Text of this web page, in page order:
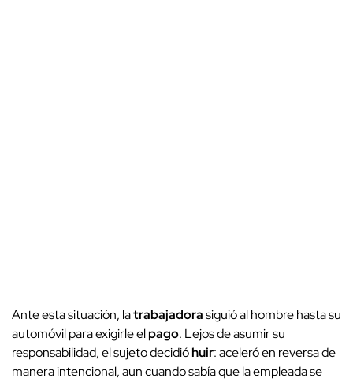
Ante esta situación, latrabajadorasiguió al hombre hasta su
automóvil para exigirle elpago. Lejos de asumir su
responsabilidad, el sujeto decidióhuir: aceleró en reversa de
manera intencional, aun cuando sabía que la empleada se